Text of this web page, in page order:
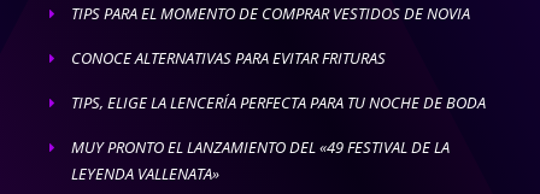
E TIPS PARA EL MOMENTO DE COMPRAR VESTIDOS DE NOVIA
E CONOCE ALTERNATIVAS PARA EVITAR FRITURAS
E TIPS, ELIGE LA LENCERÍA PERFECTA PARA TU NOCHE DE BODA
E
MUY PRONTO EL LANZAMIENTO DEL «49 FESTIVAL DE LA
LEYENDA VALLENATA»